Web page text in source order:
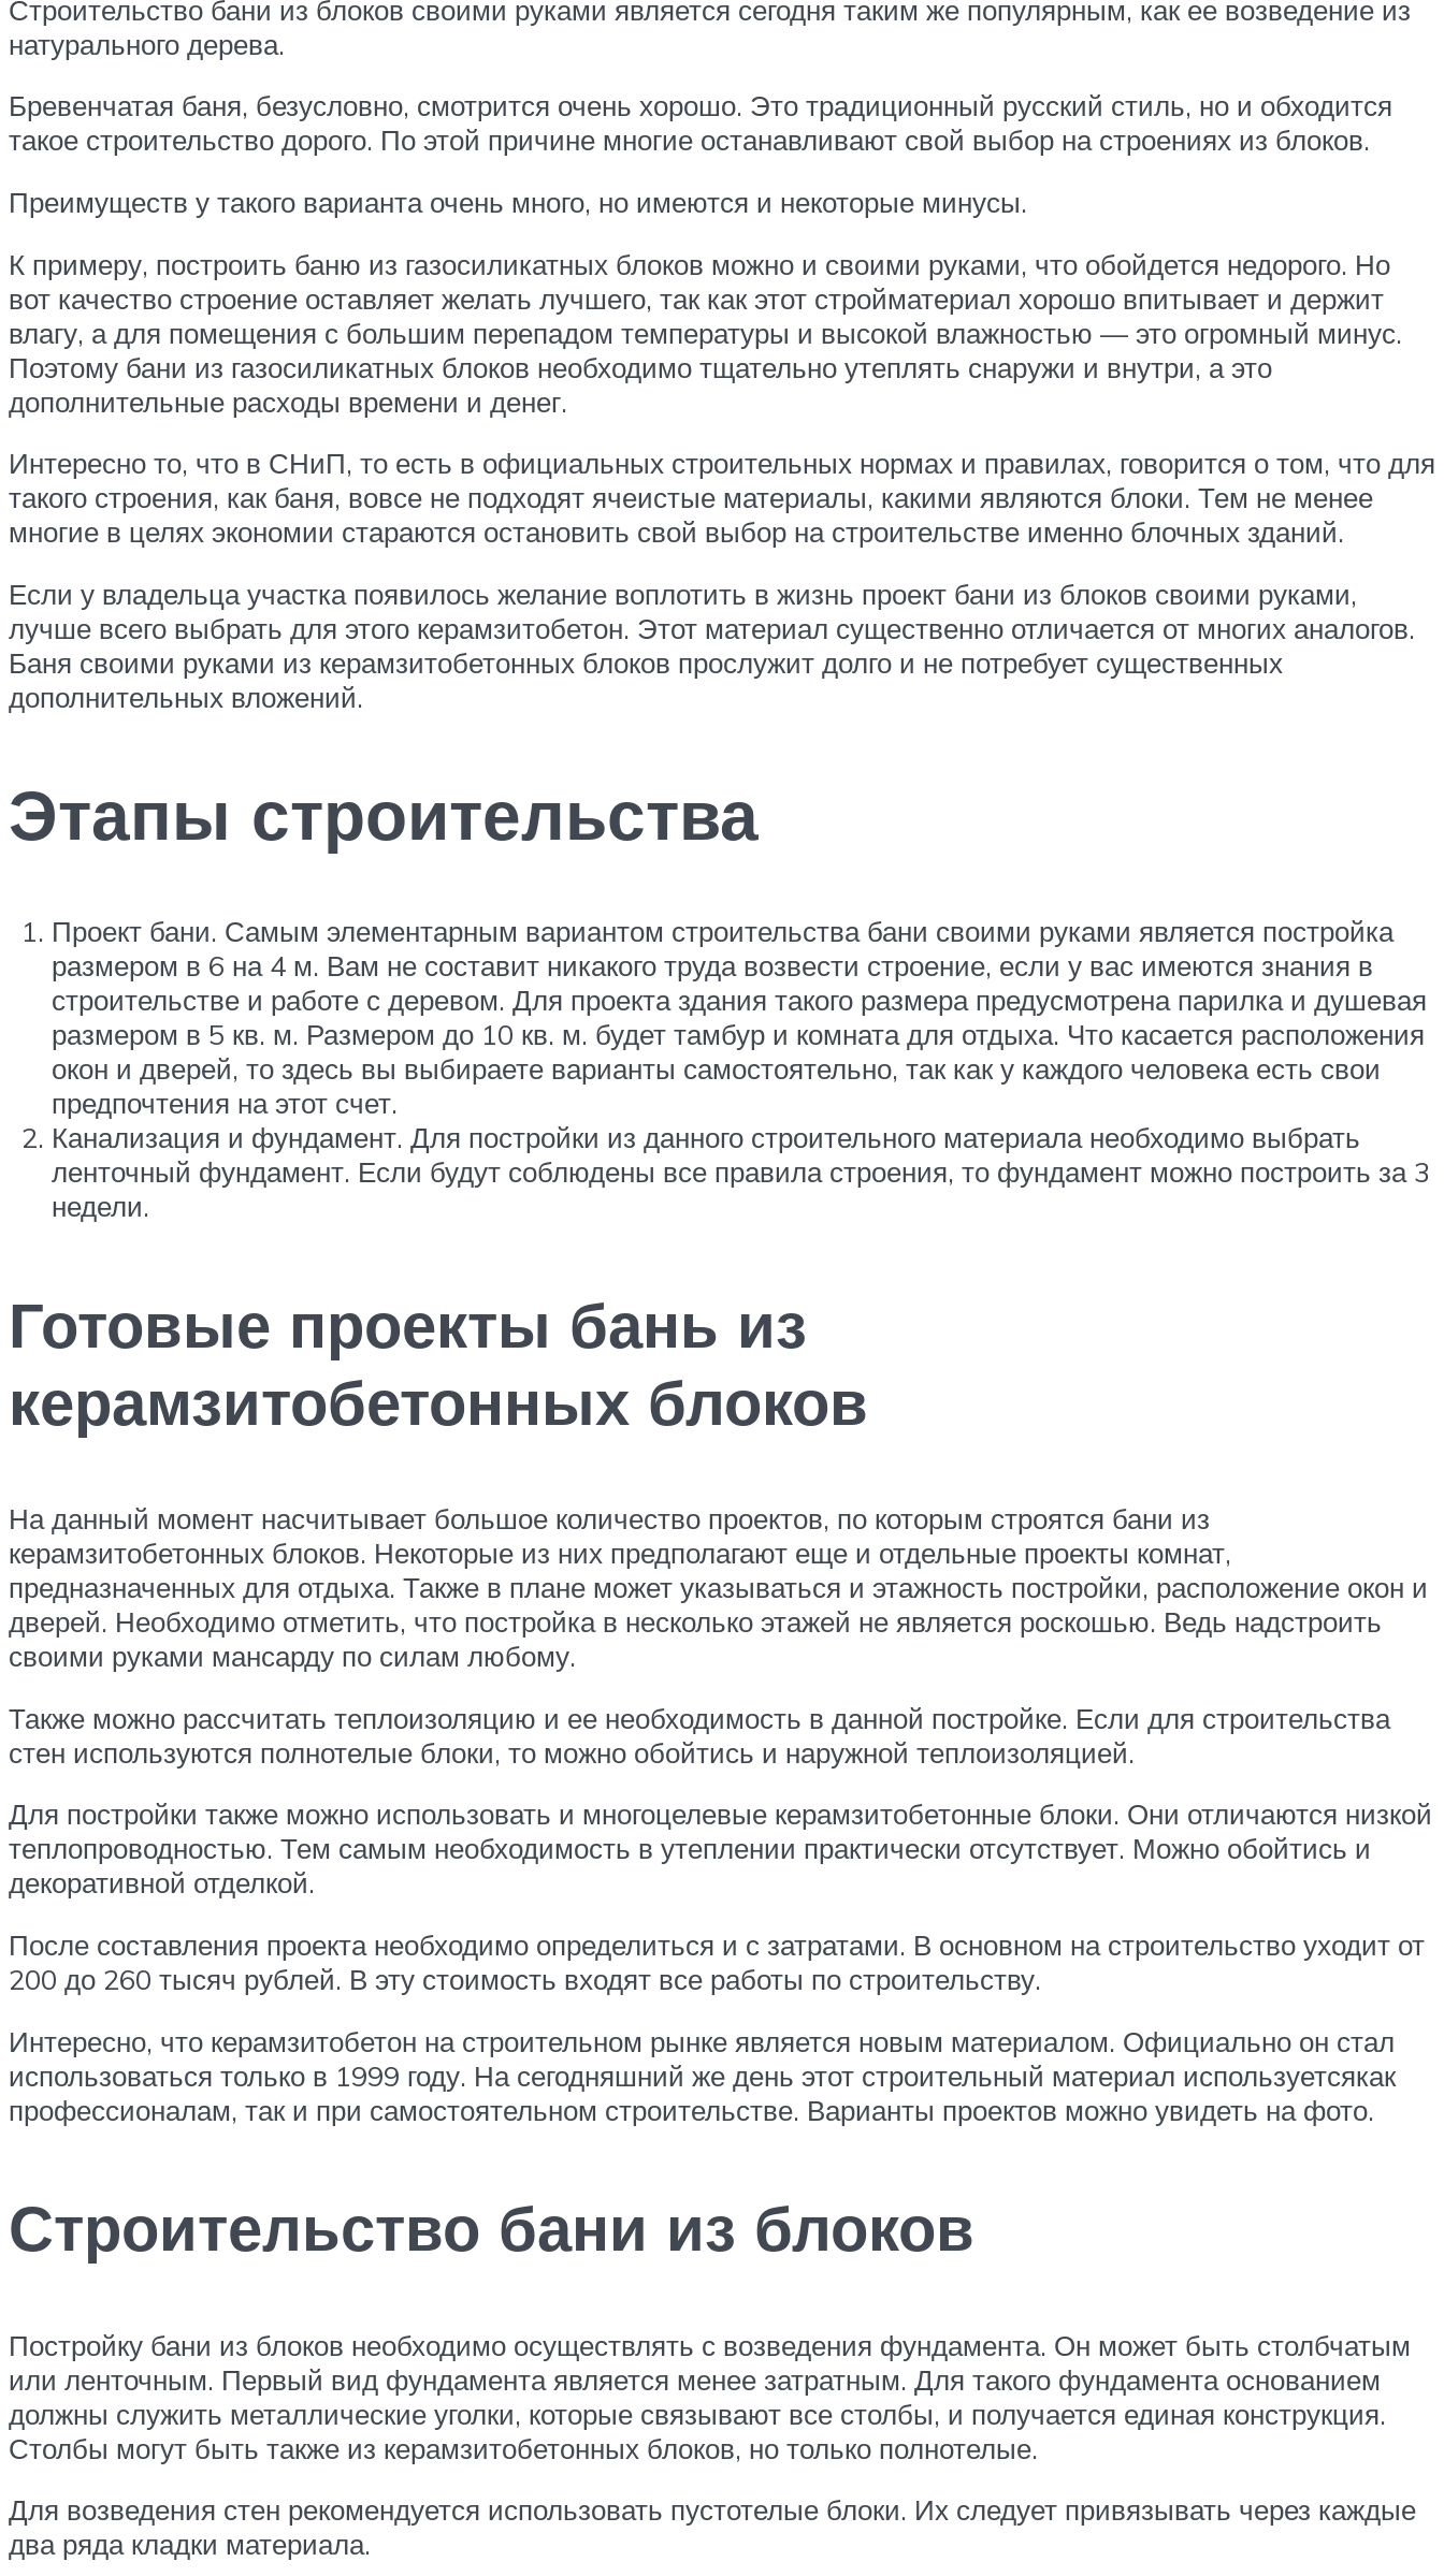
Строительство бани из блоков своими руками является сегодня таким же популярным, как ее возведение из
натурального дерева.
Бревенчатая баня, безусловно, смотрится очень хорошо. Это традиционный русский стиль, но и обходится
такое строительство дорого. По этой причине многие останавливают свой выбор на строениях из блоков.
Преимуществ у такого варианта очень много, но имеются и некоторые минусы.
К примеру, построить баню из газосиликатных блоков можно и своими руками, что обойдется недорого. Но
вот качество строение оставляет желать лучшего, так как этот стройматериал хорошо впитывает и держит
влагу, а для помещения с большим перепадом температуры и высокой влажностью — это огромный минус.
Поэтому бани из газосиликатных блоков необходимо тщательно утеплять снаружи и внутри, а это
дополнительные расходы времени и денег.
Интересно то, что в СНиП, то есть в официальных строительных нормах и правилах, говорится о том, что для
такого строения, как баня, вовсе не подходят ячеистые материалы, какими являются блоки. Тем не менее
многие в целях экономии стараются остановить свой выбор на строительстве именно блочных зданий.
Если у владельца участка появилось желание воплотить в жизнь проект бани из блоков своими руками,
лучше всего выбрать для этого керамзитобетон. Этот материал существенно отличается от многих аналогов.
Баня своими руками из керамзитобетонных блоков прослужит долго и не потребует существенных
дополнительных вложений.
Этапы строительства
Проект бани. Самым элементарным вариантом строительства бани своими руками является постройка
размером в 6 на 4 м. Вам не составит никакого труда возвести строение, если у вас имеются знания в
строительстве и работе с деревом. Для проекта здания такого размера предусмотрена парилка и душевая
размером в 5 кв. м. Размером до 10 кв. м. будет тамбур и комната для отдыха. Что касается расположения
окон и дверей, то здесь вы выбираете варианты самостоятельно, так как у каждого человека есть свои
предпочтения на этот счет.
Канализация и фундамент. Для постройки из данного строительного материала необходимо выбрать
ленточный фундамент. Если будут соблюдены все правила строения, то фундамент можно построить за 3
недели.
Готовые проекты бань из
керамзитобетонных блоков
На данный момент насчитывает большое количество проектов, по которым строятся бани из
керамзитобетонных блоков. Некоторые из них предполагают еще и отдельные проекты комнат,
предназначенных для отдыха. Также в плане может указываться и этажность постройки, расположение окон и
дверей. Необходимо отметить, что постройка в несколько этажей не является роскошью. Ведь надстроить
своими руками мансарду по силам любому.
Также можно рассчитать теплоизоляцию и ее необходимость в данной постройке. Если для строительства
стен используются полнотелые блоки, то можно обойтись и наружной теплоизоляцией.
Для постройки также можно использовать и многоцелевые керамзитобетонные блоки. Они отличаются низкой
теплопроводностью. Тем самым необходимость в утеплении практически отсутствует. Можно обойтись и
декоративной отделкой.
После составления проекта необходимо определиться и с затратами. В основном на строительство уходит от
200 до 260 тысяч рублей. В эту стоимость входят все работы по строительству.
Интересно, что керамзитобетон на строительном рынке является новым материалом. Официально он стал
использоваться только в 1999 году. На сегодняшний же день этот строительный материал используетсякак
профессионалам, так и при самостоятельном строительстве. Варианты проектов можно увидеть на фото.
Строительство бани из блоков
Постройку бани из блоков необходимо осуществлять с возведения фундамента. Он может быть столбчатым
или ленточным. Первый вид фундамента является менее затратным. Для такого фундамента основанием
должны служить металлические уголки, которые связывают все столбы, и получается единая конструкция.
Столбы могут быть также из керамзитобетонных блоков, но только полнотелые.
Для возведения стен рекомендуется использовать пустотелые блоки. Их следует привязывать через каждые
два ряда кладки материала.